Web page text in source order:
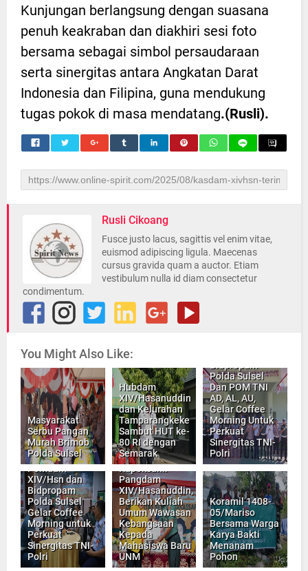
Kunjungan berlangsung dengan suasana
penuh keakraban dan diakhiri sesi foto
bersama sebagai simbol persaudaraan
serta sinergitas antara Angkatan Darat
Indonesia dan Filipina, guna mendukung
tugas pokok di masa mendatang.(Rusli).
Rusli Cikoang
Fusce justo lacus, sagittis vel enim vitae,
euismod adipiscing ligula. Maecenas
cursus gravida quam a auctor. Etiam
vestibulum nulla id diam consectetur
condimentum.
You Might Also Like:
Masyarakat
Serbu Pangan
Murah Brimob
Polda Sulsel
Hubdam
XIV/Hasanuddin
dan Kelurahan
Tamparangkeke
Sambut HUT ke-
80 RI dengan
Semarak
Bidpropam
Polda Sulsel
Dan POM TNI
AD, AL, AU,
Gelar Coffee
Morning Untuk
Perkuat
Sinergitas TNI-
Polri
Pomdam
XIV/Hsn dan
Bidpropam
Polda Sulsel
Gelar Coffee
Morning untuk
Perkuat
Sinergitas TNI-
Polri
Kapoksahli
Pangdam
XIV/Hasanuddin,
Berikan Kuliah
Umum Wawasan
Kebangsaan
Kepada
Mahasiswa Baru
UNM
Koramil 1408-
05/Mariso
Bersama Warga
Karya Bakti
Menanam
Pohon